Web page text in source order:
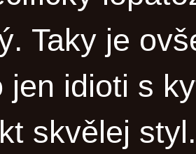
Taky je
jen idioti s
skvělej styl.